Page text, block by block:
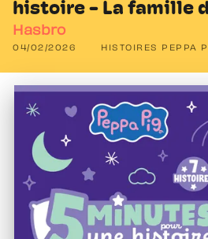
histoire - La famille
Hasbro
04/02/2026 HISTOIRES PEPPA